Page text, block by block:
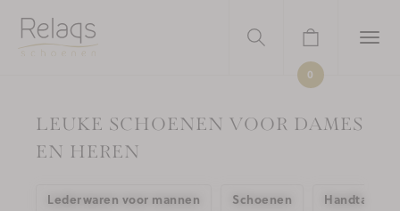
0
LEUKE SCHOENEN VOOR DAMES
EN HEREN
Lederwaren voor mannen Schoenen Handtassen